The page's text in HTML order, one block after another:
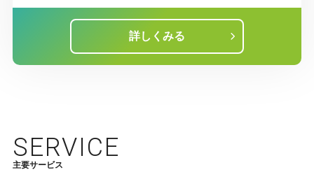
詳しくみる
SERVICE
主要サービス